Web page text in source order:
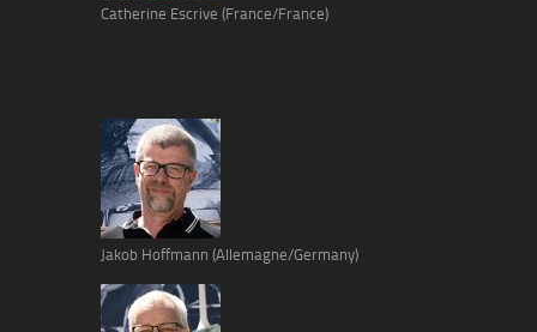
Catherine Escrive (France/France)
Jakob Hoffmann (Allemagne/Germany)